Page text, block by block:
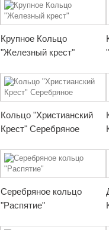
Крупное Кольцо
"Железный крест"
Кольцо "Христианский
Крест" Серебряное
Серебряное кольцо
"Распятие"